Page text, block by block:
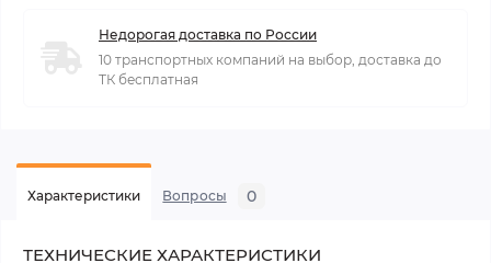
Недорогая доставка по России
10 транспортных компаний на выбор, доставка до
ТК бесплатная
Характеристики Вопросы 0
ТЕХНИЧЕСКИЕ ХАРАКТЕРИСТИКИ